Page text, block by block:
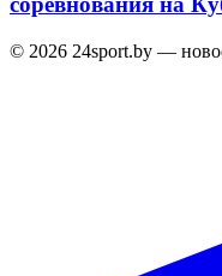
© 2026 24sport.by —